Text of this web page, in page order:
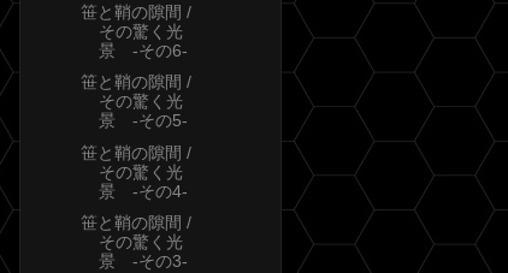
笹と鞘の隙間 /
その驚く光
景 -その6-
笹と鞘の隙間 /
その驚く光
景 -その5-
笹と鞘の隙間 /
その驚く光
景 -その4-
笹と鞘の隙間 /
その驚く光
景 -その3-